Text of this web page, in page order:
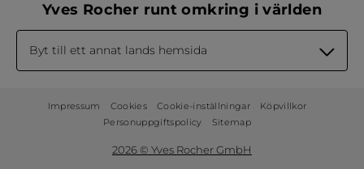
Yves Rocher runt omkring i världen
Byt till ett annat lands hemsida
Impressum Cookies Cookie-inställningar
Köpvillkor
Personuppgiftspolicy
Sitemap
2026 © Yves Rocher GmbH